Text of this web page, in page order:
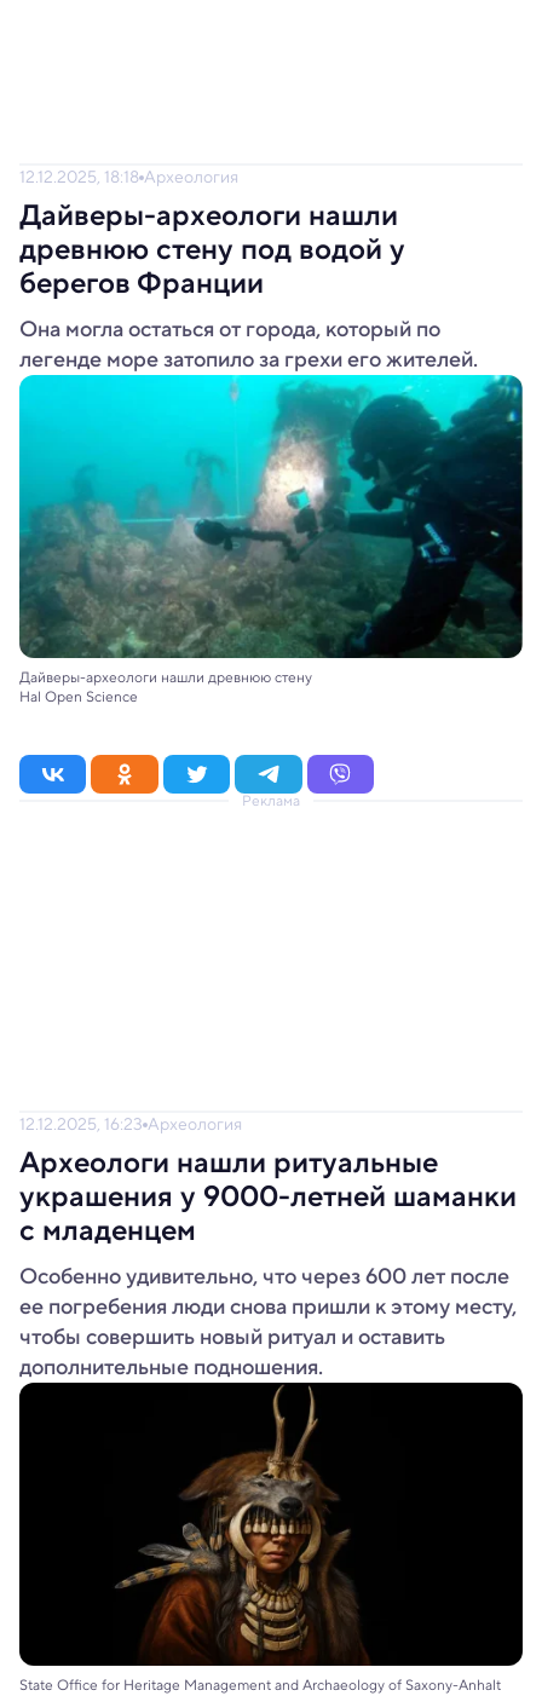
12.12.2025, 18:18 Археология
Дайверы-археологи нашли
древнюю стену под водой у
берегов Франции
Она могла остаться от города, который по
легенде море затопило за грехи его жителей.
Дайверы-археологи нашли древнюю стену
Hal Open Science
Реклама
12.12.2025, 16:23 Археология
Археологи нашли ритуальные
украшения у 9000-летней шаманки
с младенцем
Особенно удивительно, что через 600 лет после
ее погребения люди снова пришли к этому месту,
чтобы совершить новый ритуал и оставить
дополнительные подношения.
State Office for Heritage Management and Archaeology of Saxony-Anhalt